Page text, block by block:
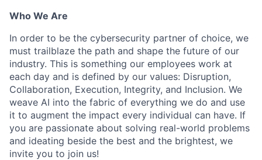
Who We Are
In order to be the cybersecurity partner of choice, we
must trailblaze the path and shape the future of our
industry. This is something our employees work at
each day and is defined by our values: Disruption,
Collaboration, Execution, Integrity, and Inclusion. We
weave AI into the fabric of everything we do and use
it to augment the impact every individual can have. If
you are passionate about solving real-world problems
and ideating beside the best and the brightest, we
invite you to join us!